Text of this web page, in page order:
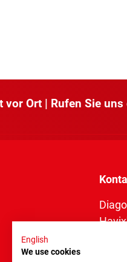
Ort | Rufen Sie uns
English
We use cookies